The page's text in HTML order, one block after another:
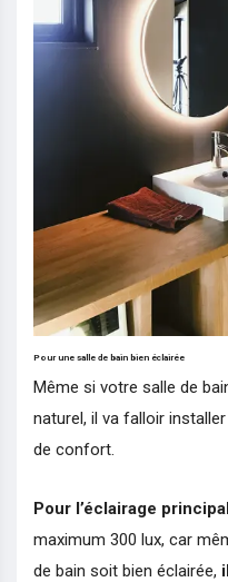
Pour une salle de bain bien éclairée
Même si votre salle de
naturel, il va falloir
de confort.
Pour l’éclairage
maximum 300 lux, car
de bain soit bien éclairée,